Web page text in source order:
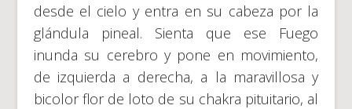
desde el cielo y entra en su cabeza por la
glándula pineal. Sienta que ese Fuego
inunda su cerebro y pone en movimiento,
de izquierda a derecha, a la maravillosa y
bicolor flor de loto de su chakra pituitario, al